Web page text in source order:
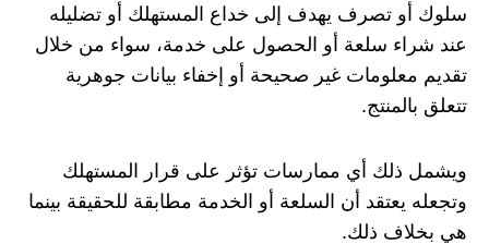
سلوك أو تصرف يهدف إلى خداع المستهلك أو تضليله
عند شراء سلعة أو الحصول على خدمة، سواء من خلال
تقديم معلومات غير صحيحة أو إخفاء بيانات جوهرية
تتعلق بالمنتج.
ويشمل ذلك أي ممارسات تؤثر على قرار المستهلك
وتجعله يعتقد أن السلعة أو الخدمة مطابقة للحقيقة بينما
هي بخلاف ذلك.